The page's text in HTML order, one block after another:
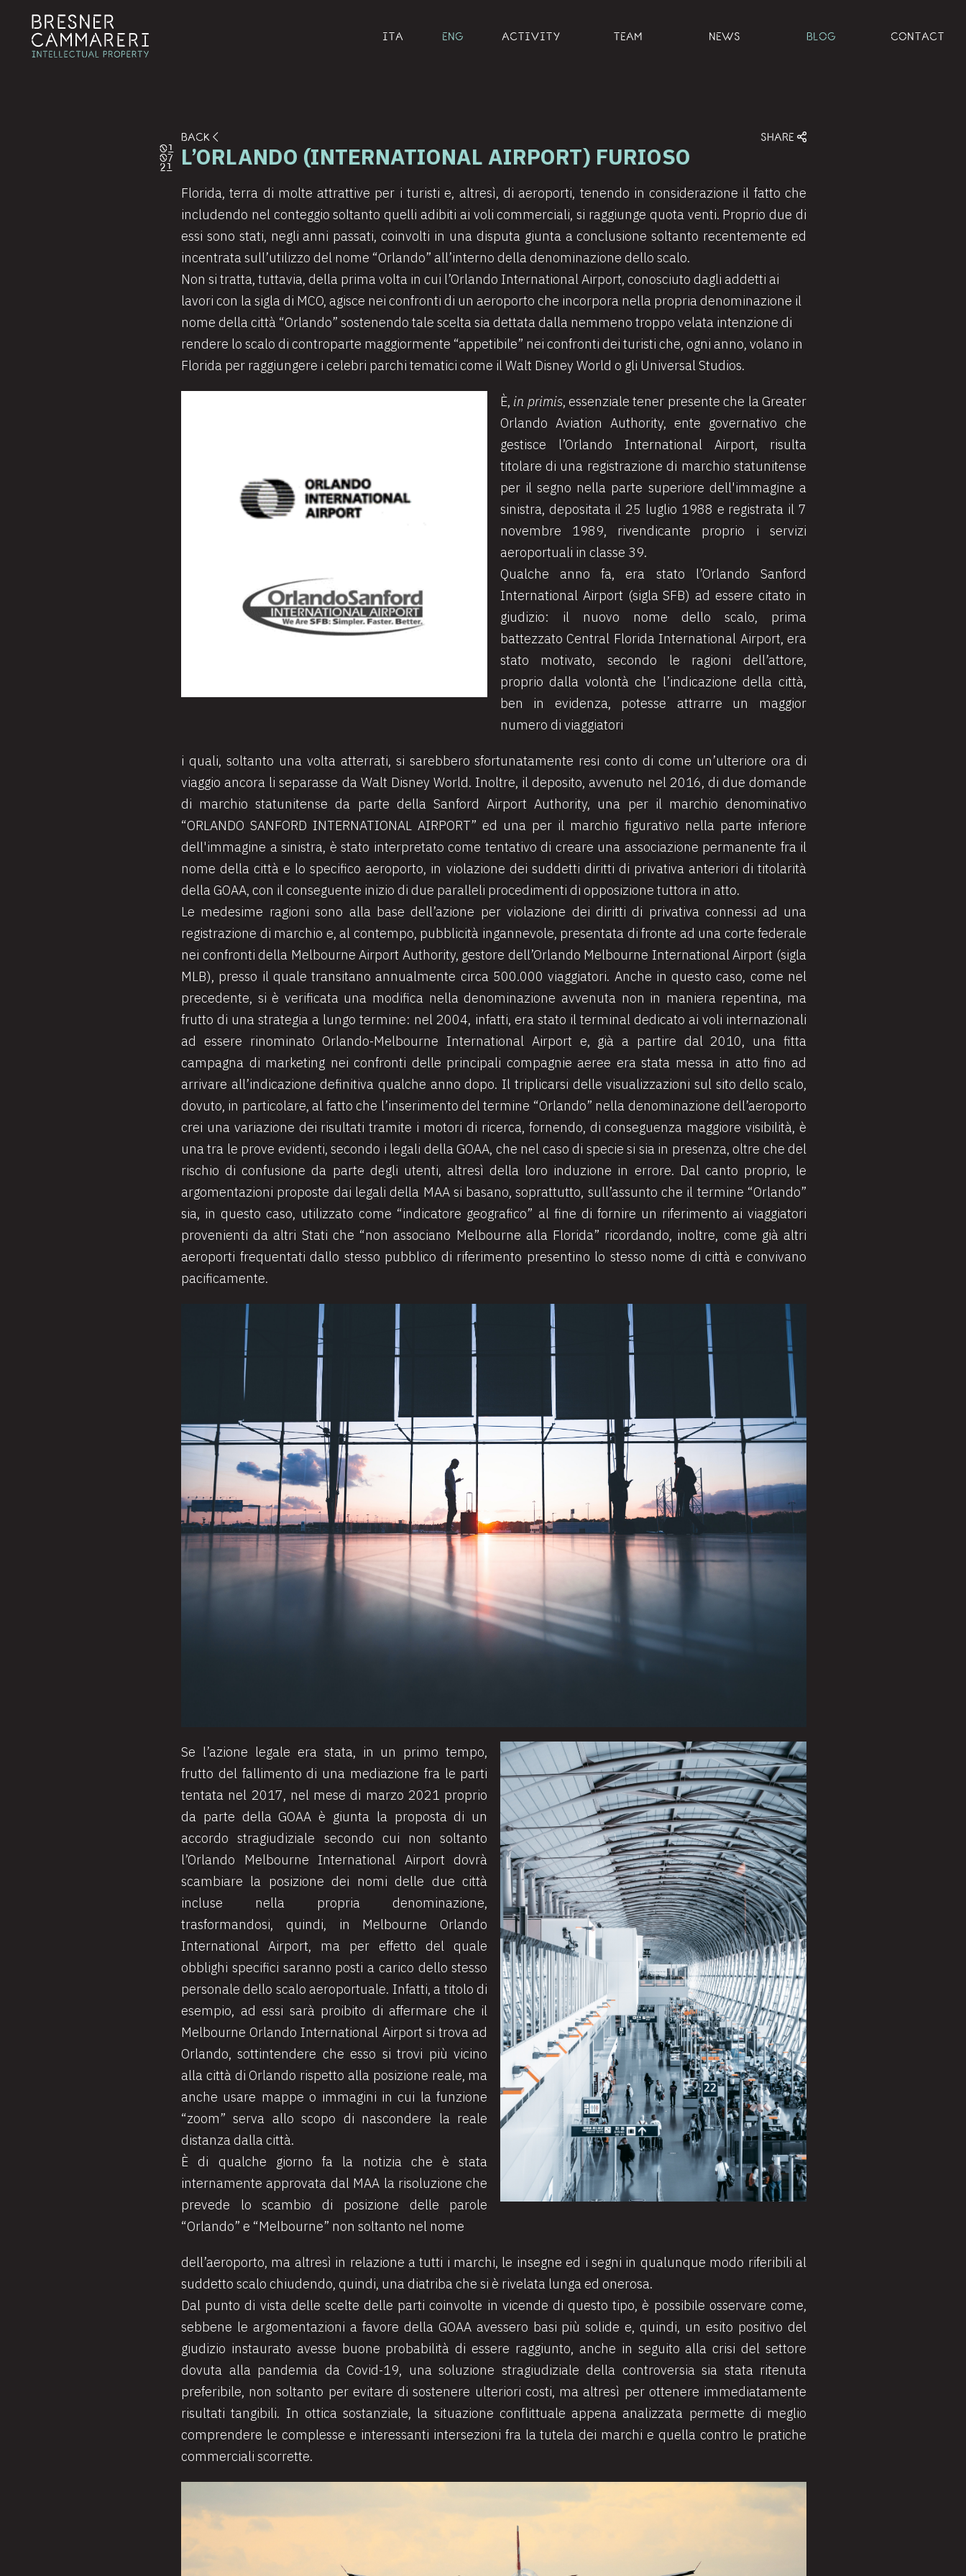
ITA ENG ACTIVITY TEAM NEWS BLOG CONTACT
01
07
21
BACK SHARE
L’ORLANDO (INTERNATIONAL AIRPORT) FURIOSO
Florida, terra di molte attrattive per i turisti e, altresì, di aeroporti, tenendo in considerazione il fatto che
includendo nel conteggio soltanto quelli adibiti ai voli commerciali, si raggiunge quota venti. Proprio due di
essi sono stati, negli anni passati, coinvolti in una disputa giunta a conclusione soltanto recentemente ed
incentrata sull’utilizzo del nome “Orlando” all’interno della denominazione dello scalo.
Non si tratta, tuttavia, della prima volta in cui l’Orlando International Airport, conosciuto dagli addetti ai
lavori con la sigla di MCO, agisce nei confronti di un aeroporto che incorpora nella propria denominazione il
nome della città “Orlando” sostenendo tale scelta sia dettata dalla nemmeno troppo velata intenzione di
rendere lo scalo di controparte maggiormente “appetibile” nei confronti dei turisti che, ogni anno, volano in
Florida per raggiungere i celebri parchi tematici come il Walt Disney World o gli Universal Studios.
È, in primis, essenziale tener presente che la Greater
Orlando Aviation Authority, ente governativo che
gestisce l’Orlando International Airport, risulta
titolare di una registrazione di marchio statunitense
per il segno nella parte superiore dell'immagine a
sinistra, depositata il 25 luglio 1988 e registrata il 7
novembre 1989, rivendicante proprio i servizi
aeroportuali in classe 39.
Qualche anno fa, era stato l’Orlando Sanford
International Airport (sigla SFB) ad essere citato in
giudizio: il nuovo nome dello scalo, prima
battezzato Central Florida International Airport, era
stato motivato, secondo le ragioni dell’attore,
proprio dalla volontà che l’indicazione della città,
ben in evidenza, potesse attrarre un maggior
numero di viaggiatori
i quali, soltanto una volta atterrati, si sarebbero sfortunatamente resi conto di come un’ulteriore ora di
viaggio ancora li separasse da Walt Disney World. Inoltre, il deposito, avvenuto nel 2016, di due domande
di marchio statunitense da parte della Sanford Airport Authority, una per il marchio denominativo
“ORLANDO SANFORD INTERNATIONAL AIRPORT” ed una per il marchio figurativo nella parte inferiore
dell'immagine a sinistra, è stato interpretato come tentativo di creare una associazione permanente fra il
nome della città e lo specifico aeroporto, in violazione dei suddetti diritti di privativa anteriori di titolarità
della GOAA, con il conseguente inizio di due paralleli procedimenti di opposizione tuttora in atto.
Le medesime ragioni sono alla base dell’azione per violazione dei diritti di privativa connessi ad una
registrazione di marchio e, al contempo, pubblicità ingannevole, presentata di fronte ad una corte federale
nei confronti della Melbourne Airport Authority, gestore dell’Orlando Melbourne International Airport (sigla
MLB), presso il quale transitano annualmente circa 500.000 viaggiatori. Anche in questo caso, come nel
precedente, si è verificata una modifica nella denominazione avvenuta non in maniera repentina, ma
frutto di una strategia a lungo termine: nel 2004, infatti, era stato il terminal dedicato ai voli internazionali
ad essere rinominato Orlando-Melbourne International Airport e, già a partire dal 2010, una fitta
campagna di marketing nei confronti delle principali compagnie aeree era stata messa in atto fino ad
arrivare all’indicazione definitiva qualche anno dopo. Il triplicarsi delle visualizzazioni sul sito dello scalo,
dovuto, in particolare, al fatto che l’inserimento del termine “Orlando” nella denominazione dell’aeroporto
crei una variazione dei risultati tramite i motori di ricerca, fornendo, di conseguenza maggiore visibilità, è
una tra le prove evidenti, secondo i legali della GOAA, che nel caso di specie si sia in presenza, oltre che del
rischio di confusione da parte degli utenti, altresì della loro induzione in errore. Dal canto proprio, le
argomentazioni proposte dai legali della MAA si basano, soprattutto, sull’assunto che il termine “Orlando”
sia, in questo caso, utilizzato come “indicatore geografico” al fine di fornire un riferimento ai viaggiatori
provenienti da altri Stati che “non associano Melbourne alla Florida” ricordando, inoltre, come già altri
aeroporti frequentati dallo stesso pubblico di riferimento presentino lo stesso nome di città e convivano
pacificamente.
Se l’azione legale era stata, in un primo tempo,
frutto del fallimento di una mediazione fra le parti
tentata nel 2017, nel mese di marzo 2021 proprio
da parte della GOAA è giunta la proposta di un
accordo stragiudiziale secondo cui non soltanto
l’Orlando Melbourne International Airport dovrà
scambiare la posizione dei nomi delle due città
incluse nella propria denominazione,
trasformandosi, quindi, in Melbourne Orlando
International Airport, ma per effetto del quale
obblighi specifici saranno posti a carico dello stesso
personale dello scalo aeroportuale. Infatti, a titolo di
esempio, ad essi sarà proibito di affermare che il
Melbourne Orlando International Airport si trova ad
Orlando, sottintendere che esso si trovi più vicino
alla città di Orlando rispetto alla posizione reale, ma
anche usare mappe o immagini in cui la funzione
“zoom” serva allo scopo di nascondere la reale
distanza dalla città.
È di qualche giorno fa la notizia che è stata
internamente approvata dal MAA la risoluzione che
prevede lo scambio di posizione delle parole
“Orlando” e “Melbourne” non soltanto nel nome
dell’aeroporto, ma altresì in relazione a tutti i marchi, le insegne ed i segni in qualunque modo riferibili al
suddetto scalo chiudendo, quindi, una diatriba che si è rivelata lunga ed onerosa.
Dal punto di vista delle scelte delle parti coinvolte in vicende di questo tipo, è possibile osservare come,
sebbene le argomentazioni a favore della GOAA avessero basi più solide e, quindi, un esito positivo del
giudizio instaurato avesse buone probabilità di essere raggiunto, anche in seguito alla crisi del settore
dovuta alla pandemia da Covid-19, una soluzione stragiudiziale della controversia sia stata ritenuta
preferibile, non soltanto per evitare di sostenere ulteriori costi, ma altresì per ottenere immediatamente
risultati tangibili. In ottica sostanziale, la situazione conflittuale appena analizzata permette di meglio
comprendere le complesse e interessanti intersezioni fra la tutela dei marchi e quella contro le pratiche
commerciali scorrette.